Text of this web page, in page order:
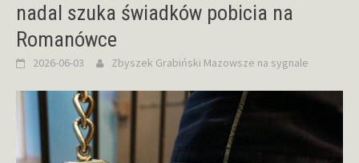
nadal szuka świadków pobicia na
Romanówce
2026-06-03 Zbyszek Grabiński Mazowsze na sygnale